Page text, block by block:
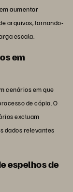
aumentar
arquivos, tornando-
escala.
em
cenários em que
de cópia. O
excluam
dados relevantes
espelhos de